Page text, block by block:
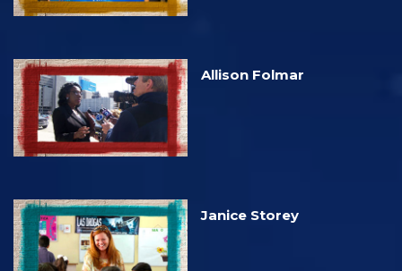
Allison Folmar
Janice Storey